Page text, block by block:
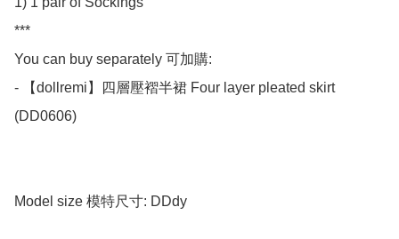
***
You can buy separately 可加購:
- 【dollremi】四層壓褶半裙 Four layer pleated skirt
(DD0606)
Model size 模特尺寸: DDdy